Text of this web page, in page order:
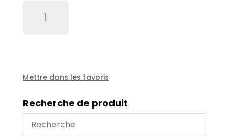
-
45
-
1333343
-
Mettre dans les favoris
Recherche de produit